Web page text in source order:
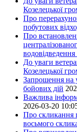
Козелецької
Про
побутових
Про
До уваги
Козелецької
Запрошення на
бойових дій
Важлива
2026-03-20
Про скликання
восьмого